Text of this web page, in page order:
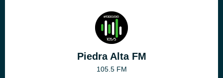
Piedra Alta FM
105.5 FM